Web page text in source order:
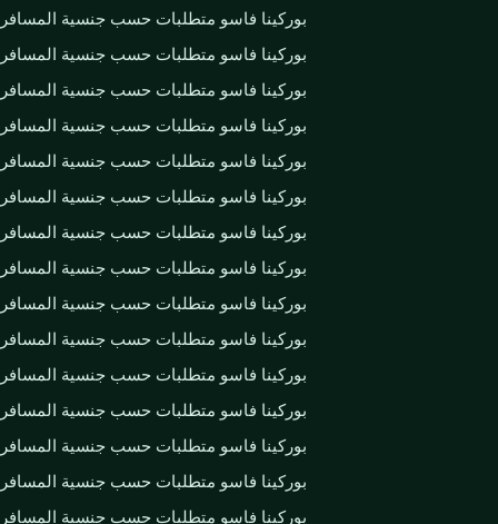
بوركينا فاسو متطلبات حسب جنسية المسافر
بوركينا فاسو متطلبات حسب جنسية المسافر
بوركينا فاسو متطلبات حسب جنسية المسافر
بوركينا فاسو متطلبات حسب جنسية المسافر
بوركينا فاسو متطلبات حسب جنسية المسافر
بوركينا فاسو متطلبات حسب جنسية المسافر
بوركينا فاسو متطلبات حسب جنسية المسافر
بوركينا فاسو متطلبات حسب جنسية المسافر
بوركينا فاسو متطلبات حسب جنسية المسافر
بوركينا فاسو متطلبات حسب جنسية المسافر
بوركينا فاسو متطلبات حسب جنسية المسافر
بوركينا فاسو متطلبات حسب جنسية المسافر
بوركينا فاسو متطلبات حسب جنسية المسافر
بوركينا فاسو متطلبات حسب جنسية المسافر
بوركينا فاسو متطلبات حسب جنسية المسافر